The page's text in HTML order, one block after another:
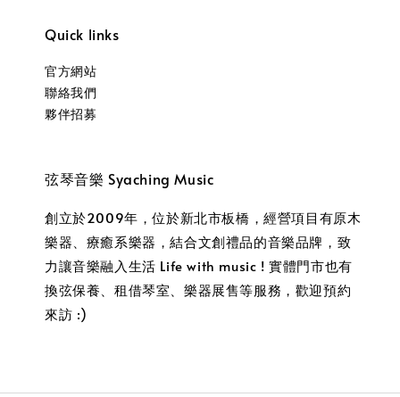
Quick links
官方網站
聯絡我們
夥伴招募
弦琴音樂 Syaching Music
創立於2009年，位於新北市板橋，經營項目有原木
樂器、療癒系樂器，結合文創禮品的音樂品牌，致
力讓音樂融入生活 Life with music ! 實體門市也有
換弦保養、租借琴室、樂器展售等服務，歡迎預約
來訪 :)